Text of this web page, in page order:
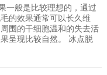
一般是比较理想的，通过
的效果通常可以长久维
围的干细胞温和的失去活
呈现比较自然。 冰点脱